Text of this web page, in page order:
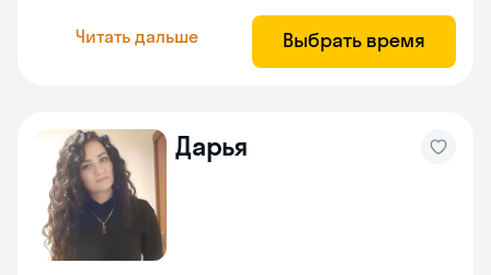
Читать дальше Выбрать время
Дарья